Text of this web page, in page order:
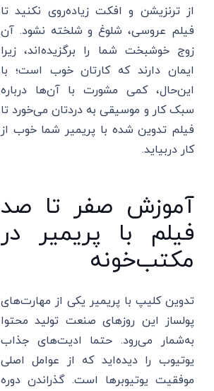
از ترنزیشن و افکت زیاده‌روی نکنید تا
فیلم عروسی، شلوغ و شلخته نشود. آن
زوج خوشبخت شما را برگزیده‌اند، زیرا
ایمان دارند که کارتان خوب است؛ با
این‌حال، کمی مشورت با آن‌ها درباره
سبک کار و موسیقی به دردتان می‌خورد تا
فیلم تدوین شده با پریمیر شما خوب از
کار دربیاید.
آموزش صفر تا صد
فیلم با پریمیر در
مکتب‌خونه
تدوین کلیپ با پریمیر یکی از مهارت‌های
پولساز این روزهای صنعت تولید محتوا
به‌شمار می‌رود. حتما ادیت‌های جذاب
یوتیوب را دیده‌اید که از عوامل اصلی
موفقیت یوتیوبرها است. گذراندن دوره